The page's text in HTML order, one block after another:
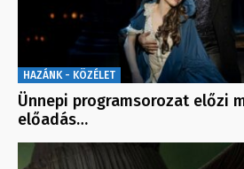
HAZÁNK - KÖZÉLET
Ünnepi programsorozat előzi
előadás…